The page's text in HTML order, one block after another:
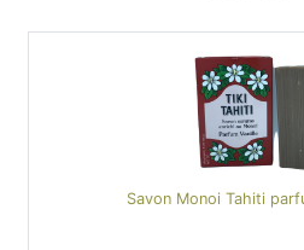
Savon Monoi Tahiti